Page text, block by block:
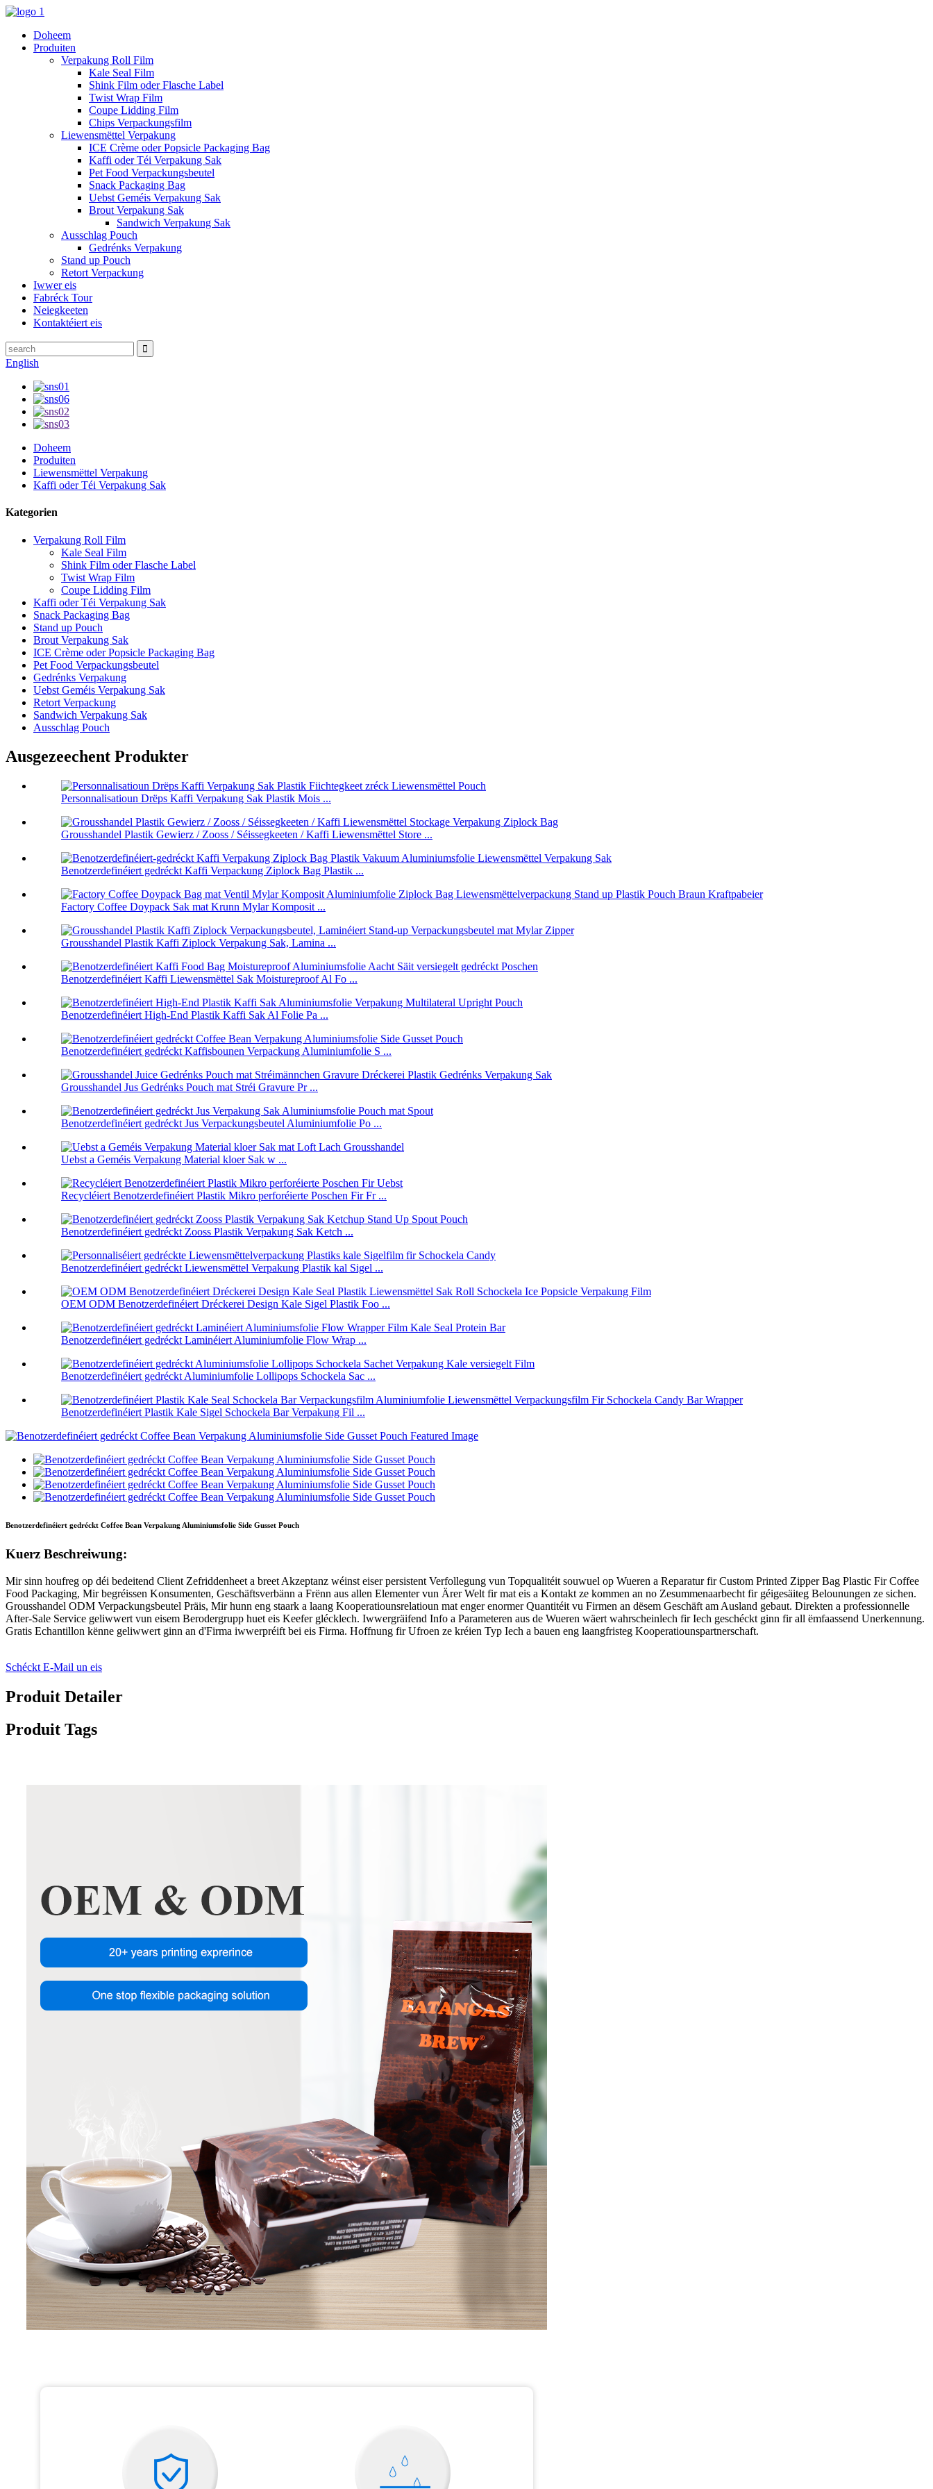
Doheem
Produiten
Verpakung Roll Film
Kale Seal Film
Shink Film oder Flasche Label
Twist Wrap Film
Coupe Lidding Film
Chips Verpackungsfilm
Liewensmëttel Verpakung
ICE Crème oder Popsicle Packaging Bag
Kaffi oder Téi Verpakung Sak
Pet Food Verpackungsbeutel
Snack Packaging Bag
Uebst Geméis Verpakung Sak
Brout Verpakung Sak
Sandwich Verpakung Sak
Ausschlag Pouch
Gedrénks Verpakung
Stand up Pouch
Retort Verpackung
Iwwer eis
Fabréck Tour
Neiegkeeten
Kontaktéiert eis
English
Doheem
Produiten
Liewensmëttel Verpakung
Kaffi oder Téi Verpakung Sak
Kategorien
Verpakung Roll Film
Kale Seal Film
Shink Film oder Flasche Label
Twist Wrap Film
Coupe Lidding Film
Kaffi oder Téi Verpakung Sak
Snack Packaging Bag
Stand up Pouch
Brout Verpakung Sak
ICE Crème oder Popsicle Packaging Bag
Pet Food Verpackungsbeutel
Gedrénks Verpakung
Uebst Geméis Verpakung Sak
Retort Verpackung
Sandwich Verpakung Sak
Ausschlag Pouch
Ausgezeechent Produkter
Personnalisatioun Drëps Kaffi Verpakung Sak Plastik Mois ...
Grousshandel Plastik Gewierz / Zooss / Séissegkeeten / Kaffi Liewensmëttel Store ...
Benotzerdefinéiert gedréckt Kaffi Verpackung Ziplock Bag Plastik ...
Factory Coffee Doypack Sak mat Krunn Mylar Komposit ...
Grousshandel Plastik Kaffi Ziplock Verpakung Sak, Lamina ...
Benotzerdefinéiert Kaffi Liewensmëttel Sak Moistureproof Al Fo ...
Benotzerdefinéiert High-End Plastik Kaffi Sak Al Folie Pa ...
Benotzerdefinéiert gedréckt Kaffisbounen Verpackung Aluminiumfolie S ...
Grousshandel Jus Gedrénks Pouch mat Stréi Gravure Pr ...
Benotzerdefinéiert gedréckt Jus Verpackungsbeutel Aluminiumfolie Po ...
Uebst a Geméis Verpakung Material kloer Sak w ...
Recycléiert Benotzerdefinéiert Plastik Mikro perforéierte Poschen Fir Fr ...
Benotzerdefinéiert gedréckt Zooss Plastik Verpakung Sak Ketch ...
Benotzerdefinéiert gedréckt Liewensmëttel Verpakung Plastik kal Sigel ...
OEM ODM Benotzerdefinéiert Dréckerei Design Kale Sigel Plastik Foo ...
Benotzerdefinéiert gedréckt Laminéiert Aluminiumfolie Flow Wrap ...
Benotzerdefinéiert gedréckt Aluminiumfolie Lollipops Schockela Sac ...
Benotzerdefinéiert Plastik Kale Sigel Schockela Bar Verpakung Fil ...
Benotzerdefinéiert gedréckt Coffee Bean Verpakung Aluminiumsfolie Side Gusset Pouch
Kuerz Beschreiwung:
Mir sinn houfreg op déi bedeitend Client Zefriddenheet a breet Akzeptanz wéinst eiser persistent Verfollegung vun Topqualitéit souwuel op Wueren a Reparatur fir Custom Printed Zipper Bag Plastic Fir Coffee
Food Packaging, Mir begréissen Konsumenten, Geschäftsverbänn a Frënn aus allen Elementer vun Ärer Welt fir mat eis a Kontakt ze kommen an no Zesummenaarbecht fir géigesäiteg Belounungen ze sichen.
Grousshandel ODM Verpackungsbeutel Präis, Mir hunn eng staark a laang Kooperatiounsrelatioun mat enger enormer Quantitéit vu Firmen an dësem Geschäft am Ausland gebaut. Direkten a professionnelle
After-Sale Service geliwwert vun eisem Berodergrupp huet eis Keefer glécklech. Iwwergräifend Info a Parameteren aus de Wueren wäert wahrscheinlech fir Iech geschéckt ginn fir all ëmfaassend Unerkennung.
Gratis Echantillon kënne geliwwert ginn an d'Firma iwwerpréift bei eis Firma. Hoffnung fir Ufroen ze kréien Typ Iech a bauen eng laangfristeg Kooperatiounspartnerschaft.
Schéckt E-Mail un eis
Produit Detailer
Produit Tags